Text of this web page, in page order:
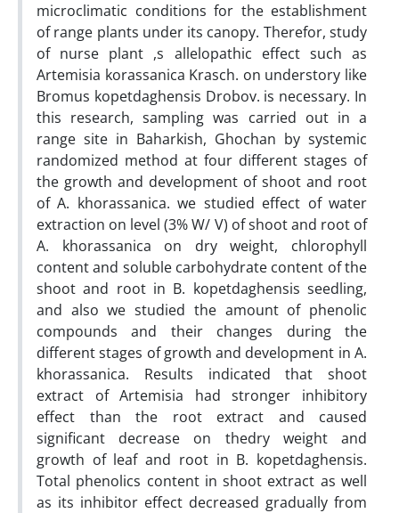
microclimatic conditions for the establishment
of range plants under its canopy. Therefor, study
of nurse plant ,s allelopathic effect such as
Artemisia korassanica Krasch. on understory like
Bromus kopetdaghensis Drobov. is necessary. In
this research, sampling was carried out in a
range site in Baharkish, Ghochan by systemic
randomized method at four different stages of
the growth and development of shoot and root
of A. khorassanica. we studied effect of water
extraction on level (3% W/ V) of shoot and root of
A. khorassanica on dry weight, chlorophyll
content and soluble carbohydrate content of the
shoot and root in B. kopetdaghensis seedling,
and also we studied the amount of phenolic
compounds and their changes during the
different stages of growth and development in A.
khorassanica. Results indicated that shoot
extract of Artemisia had stronger inhibitory
effect than the root extract and caused
significant decrease on thedry weight and
growth of leaf and root in B. kopetdaghensis.
Total phenolics content in shoot extract as well
as its inhibitor effect decreased gradually from